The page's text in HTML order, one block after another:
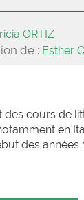
ORTIZ
de : Esther
des cours de
en
des années